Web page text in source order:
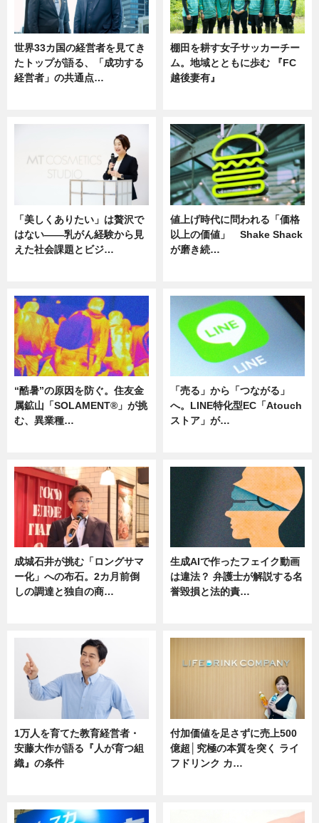
世界33カ国の経営者を見てき
たトップが語る、「成功する
経営者」の共通点…
棚田を耕す女子サッカーチー
ム。地域とともに歩む 『FC
越後妻有』
「美しくありたい」は贅沢で
はない――乳がん経験から見
えた社会課題とビジ…
値上げ時代に問われる「価格
以上の価値」 Shake Shack
が磨き続…
“酷暑”の原因を防ぐ。住友金
属鉱山「SOLAMENT®」が挑
む、異業種…
「売る」から「つながる」
へ。LINE特化型EC「Atouch
ストア」が…
成城石井が挑む「ロングサマ
ー化」への布石。2カ月前倒
しの調達と独自の商…
生成AIで作ったフェイク動画
は違法？ 弁護士が解説する名
誉毀損と法的責…
1万人を育てた教育経営者・
安藤大作が語る『人が育つ組
織』の条件
付加価値を足さずに売上500
億超│究極の本質を突く ライ
フドリンク カ…